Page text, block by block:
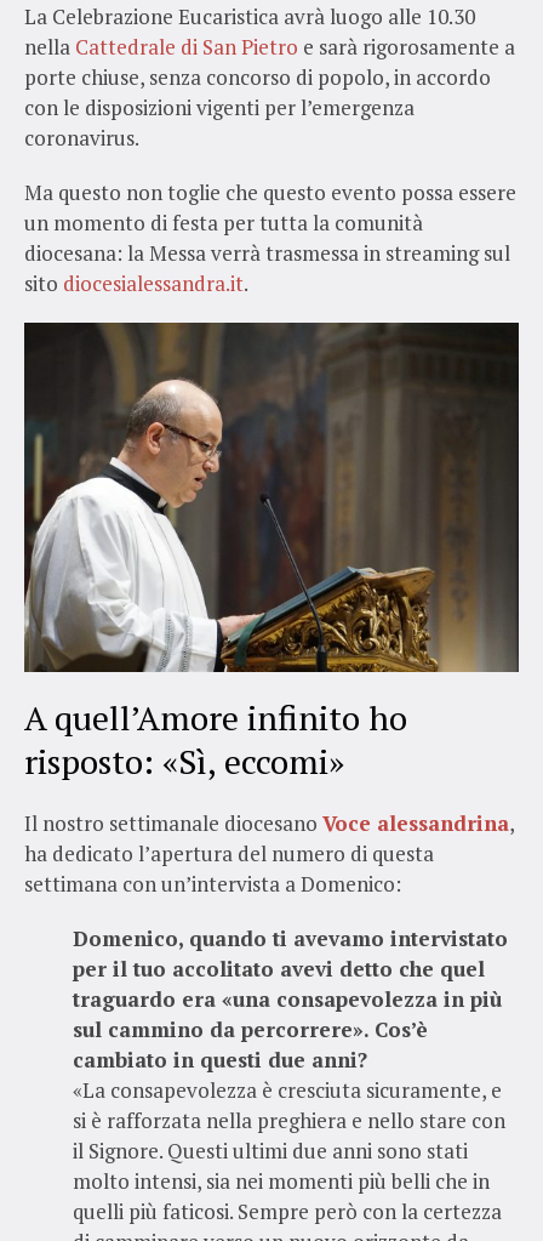
La Celebrazione Eucaristica avrà luogo alle 10.30
nella Cattedrale di San Pietro e sarà rigorosamente a
porte chiuse, senza concorso di popolo, in accordo
con le disposizioni vigenti per l’emergenza
coronavirus.
Ma questo non toglie che questo evento possa essere
un momento di festa per tutta la comunità
diocesana: la Messa verrà trasmessa in streaming sul
sito diocesialessandra.it.
A quell’Amore infinito ho
risposto: «Sì, eccomi»
Il nostro settimanale diocesano Voce alessandrina,
ha dedicato l’apertura del numero di questa
settimana con un’intervista a Domenico:
Domenico, quando ti avevamo intervistato
per il tuo accolitato avevi detto che quel
traguardo era «una consapevolezza in più
sul cammino da percorrere». Cos’è
cambiato in questi due anni?
«La consapevolezza è cresciuta sicuramente, e
si è rafforzata nella preghiera e nello stare con
il Signore. Questi ultimi due anni sono stati
molto intensi, sia nei momenti più belli che in
quelli più faticosi. Sempre però con la certezza